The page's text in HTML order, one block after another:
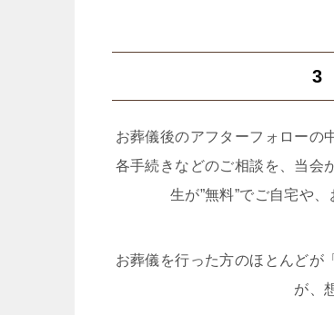
3
お葬儀後のアフターフォローの
各手続きなどのご相談を、当会
生が”無料”でご自宅や
お葬儀を行った方のほとんど
が、